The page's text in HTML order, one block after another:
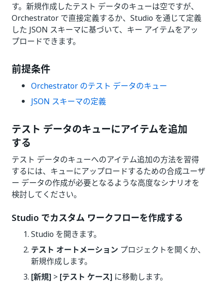
す。新規作成したテスト データのキューは空ですが、
Orchestrator で直接定義するか、Studio を通じて定義
した JSON スキーマに基づいて、キー アイテムをアッ
プロードできます。
前提条件
Orchestrator のテスト データのキュー
JSON スキーマの定義
テスト データのキューにアイテムを追加
する
テスト データのキューへのアイテム追加の方法を習得
するには、キューにアップロードするための合成ユーザ
ー データの作成が必要となるような高度なシナリオを
検討してください。
Studio でカスタム ワークフローを作成する
Studio を開きます。
テスト オートメーション プロジェクトを開くか、
新規作成します。
[新規] > [テスト ケース] に移動します。